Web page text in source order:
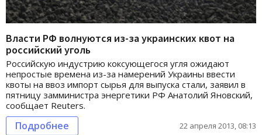
Власти РФ волнуются из-за украинских квот на
российский уголь
Российскую индустрию коксующегося угля ожидают
непростые времена из-за намерений Украины ввести
квоты на ввоз импорт сырья для выпуска стали, заявил в
пятницу замминистра энергетики РФ Анатолий Яновский,
сообщает Reuters.
Подробнее 22 апреля 2013, 08:13